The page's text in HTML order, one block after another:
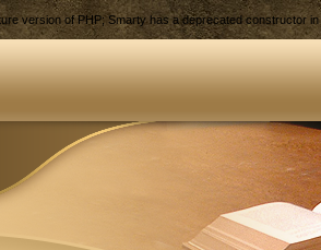
version of PHP; Smarty has a deprecated constructor in